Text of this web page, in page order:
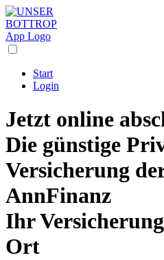
Start
Login
Jetzt online
Die günstige
Versicherung
AnnFinanz
Ihr
Ort